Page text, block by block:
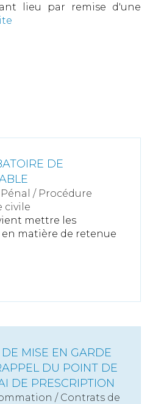
lieu par remise d'une
DE
/ Procédure
civile
mettre les
en matière de retenue
MISE EN GARDE
DU POINT DE
DE PRESCRIPTION
/ Contrats de